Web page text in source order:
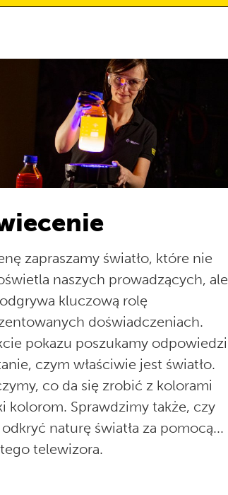
zapraszamy światło, które nie
naszych prowadzących, ale
kluczową rolę
doświadczeniach.
pokazu poszukamy odpowiedzi
czym właściwie jest światło.
co da się zrobić z kolorami
kolorom. Sprawdzimy także, czy
naturę światła za pomocą...
telewizora.